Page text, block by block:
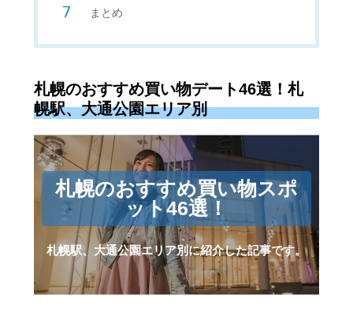
まとめ
札幌のおすすめ買い物デート46選！札
幌駅、大通公園エリア別
札幌のおすすめ買い物スポ
ット46選！
札幌駅、大通公園エリア別に紹介した記事です。